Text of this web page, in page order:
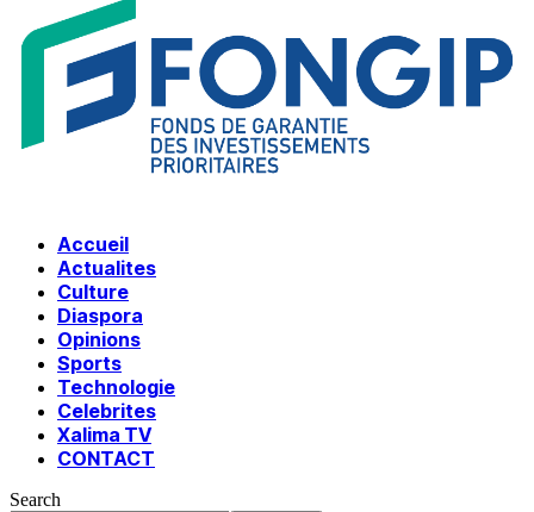
Accueil
Actualites
Culture
Diaspora
Opinions
Sports
Technologie
Celebrites
Xalima TV
CONTACT
Search